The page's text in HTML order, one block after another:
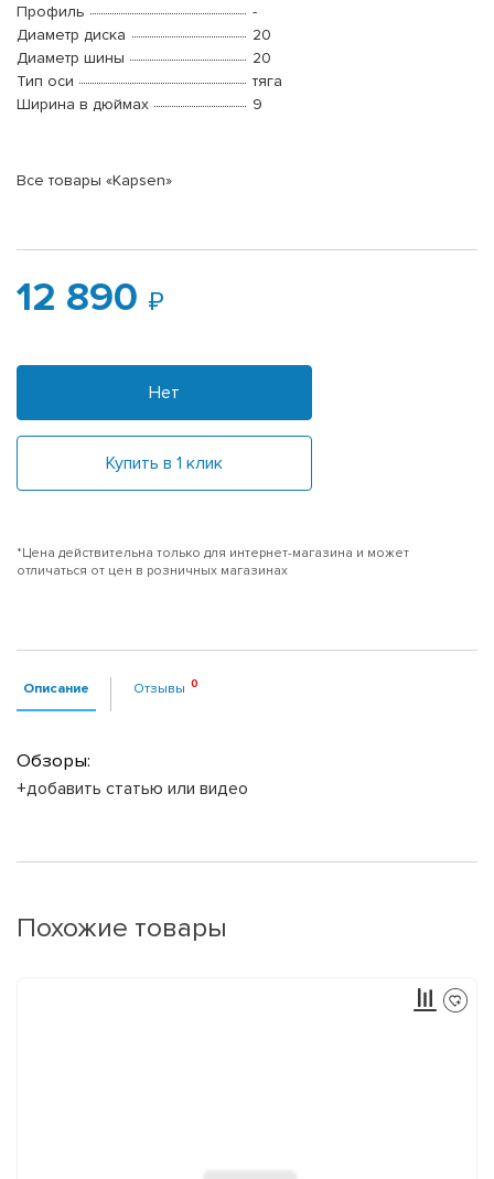
Профиль
-
Диаметр диска
20
Диаметр шины
20
Тип оси
тяга
Ширина в дюймах
9
Все товары «Kapsen»
12 890
Нет
Купить в 1 клик
*Цена действительна только для интернет-магазина и может
отличаться от цен в розничных магазинах
Описание Отзывы
Обзоры:
+добавить статью или видео
Похожие товары